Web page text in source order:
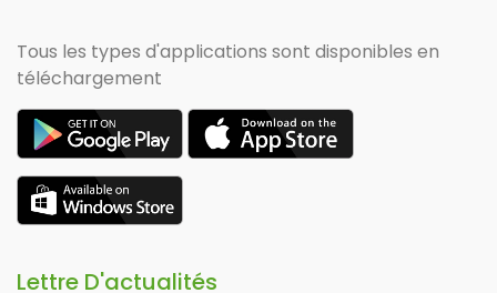
Tous les types d'applications sont disponibles en
téléchargement
Lettre D'actualités